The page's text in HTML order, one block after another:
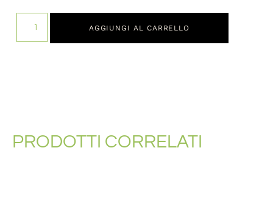
AGGIUNGI AL CARRELLO
PRODOTTI CORRELATI